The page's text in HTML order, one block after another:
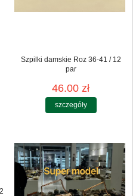
Szpilki damskie Roz 36-41 / 12
par
46.00 zł
szczegóły